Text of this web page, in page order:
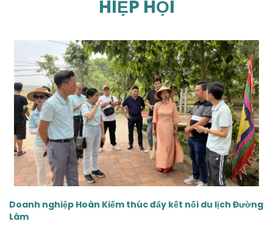
HIỆP HỘI
Doanh nghiệp Hoàn Kiếm thúc đẩy kết nối du lịch Đường
Lâm
‹ ›